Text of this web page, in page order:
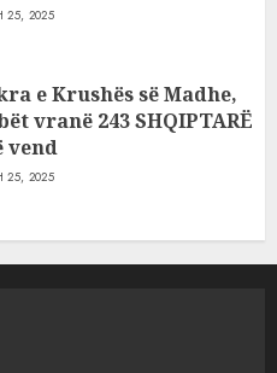
25, 2025
e Krushës së Madhe,
vranë 243 SHQIPTARË
vend
25, 2025